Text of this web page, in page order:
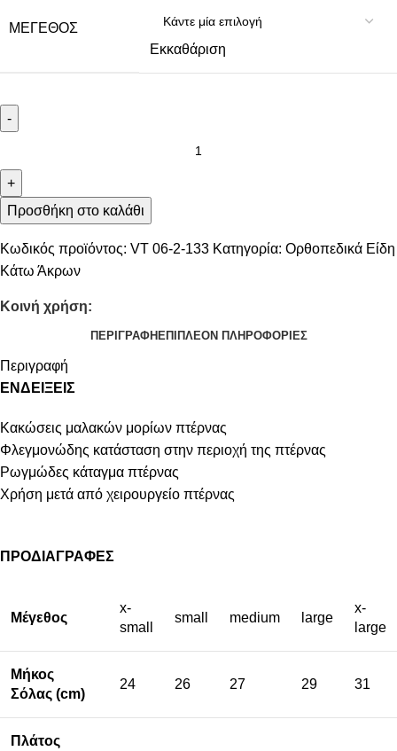
ΜΈΓΕΘΟΣ
Εκκαθάριση
-
+
Προσθήκη στο καλάθι
Κωδικός προϊόντος: VT 06-2-133 Κατηγορία: Ορθοπεδικά Είδη
Κάτω Άκρων
Κοινή χρήση:
ΠΕΡΙΓΡΑΦΉ ΕΠΙΠΛΈΟΝ ΠΛΗΡΟΦΟΡΊΕΣ
Περιγραφή
ΕΝΔΕΙΞΕΙΣ
Κακώσεις μαλακών μορίων πτέρνας
Φλεγμονώδης κατάσταση στην περιοχή της πτέρνας
Ρωγμώδες κάταγμα πτέρνας
Χρήση μετά από χειρουργείο πτέρνας
ΠΡΟΔΙΑΓΡΑΦΕΣ
Μέγεθος
x-
small
small medium large
x-
large
Μήκος
Σόλας (cm)
24 26 27 29 31
Πλάτος